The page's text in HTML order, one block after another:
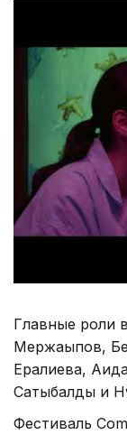
Главные роли
Мержақыпов,
Ералиева,
Сатыбалды и
Фестиваль